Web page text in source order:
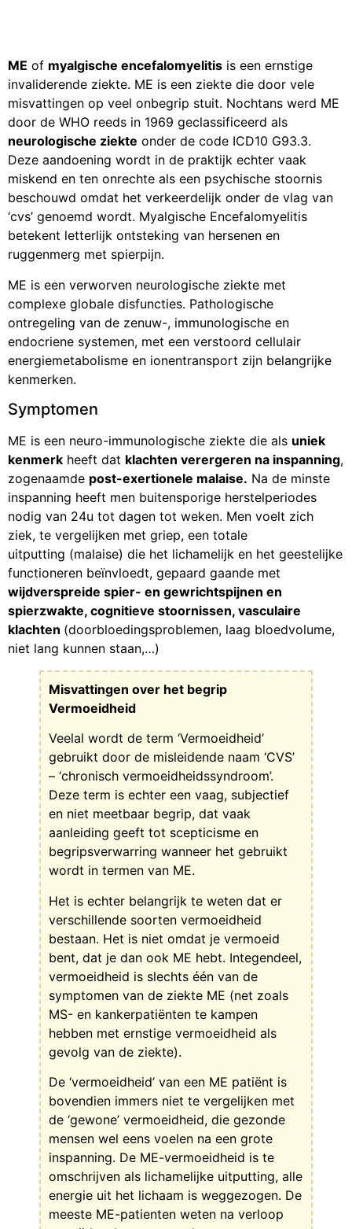
ME of myalgische encefalomyelitis is een ernstige
invaliderende ziekte. ME is een ziekte die door vele
misvattingen op veel onbegrip stuit. Nochtans werd ME
door de WHO reeds in 1969 geclassificeerd als
neurologische ziekte onder de code ICD10 G93.3.
Deze aandoening wordt in de praktijk echter vaak
miskend en ten onrechte als een psychische stoornis
beschouwd omdat het verkeerdelijk onder de vlag van
‘cvs’ genoemd wordt. Myalgische Encefalomyelitis
betekent letterlijk ontsteking van hersenen en
ruggenmerg met spierpijn.
ME is een verworven neurologische ziekte met
complexe globale disfuncties. Pathologische
ontregeling van de zenuw-, immunologische en
endocriene systemen, met een verstoord cellulair
energiemetabolisme en ionentransport zijn belangrijke
kenmerken.
Symptomen
ME is een neuro-immunologische ziekte die als uniek
kenmerk heeft dat klachten verergeren na inspanning,
zogenaamde post-exertionele malaise. Na de minste
inspanning heeft men buitensporige herstelperiodes
nodig van 24u tot dagen tot weken. Men voelt zich
ziek, te vergelijken met griep, een totale
uitputting (malaise) die het lichamelijk en het geestelijke
functioneren beïnvloedt, gepaard gaande met
wijdverspreide spier- en gewrichtspijnen en
spierzwakte, cognitieve stoornissen, vasculaire
klachten (doorbloedingsproblemen, laag bloedvolume,
niet lang kunnen staan,…)
Misvattingen over het begrip
Vermoeidheid
Veelal wordt de term ‘Vermoeidheid’
gebruikt door de misleidende naam ‘CVS’
– ‘chronisch vermoeidheidssyndroom’.
Deze term is echter een vaag, subjectief
en niet meetbaar begrip, dat vaak
aanleiding geeft tot scepticisme en
begripsverwarring wanneer het gebruikt
wordt in termen van ME.
Het is echter belangrijk te weten dat er
verschillende soorten vermoeidheid
bestaan. Het is niet omdat je vermoeid
bent, dat je dan ook ME hebt. Integendeel,
vermoeidheid is slechts één van de
symptomen van de ziekte ME (net zoals
MS- en kankerpatiënten te kampen
hebben met ernstige vermoeidheid als
gevolg van de ziekte).
De ‘vermoeidheid’ van een ME patiënt is
bovendien immers niet te vergelijken met
de ‘gewone’ vermoeidheid, die gezonde
mensen wel eens voelen na een grote
inspanning. De ME-vermoeidheid is te
omschrijven als lichamelijke uitputting, alle
energie uit het lichaam is weggezogen. De
meeste ME-patienten weten na verloop